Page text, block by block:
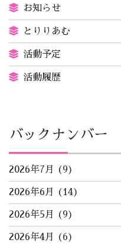
お知らせ
とりりあむ
活動予定
活動履歴
バックナンバー
2026年7月 (9)
2026年6月 (14)
2026年5月 (9)
2026年4月 (6)